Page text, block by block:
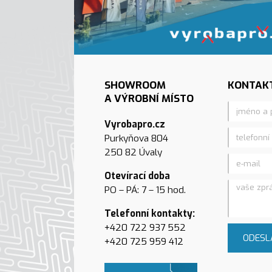
SHOWROOM
A VÝROBNÍ MÍSTO
Vyrobapro.cz
Purkyňova 804
250 82 Úvaly
Otevírací doba
PO – PÁ: 7 – 15 hod.
Telefonní kontakty:
+420 722 937 552
+420 725 959 412